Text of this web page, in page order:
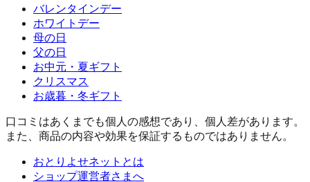
バレンタインデー
ホワイトデー
母の日
父の日
お中元・夏ギフト
クリスマス
お歳暮・冬ギフト
口コミはあくまでも個人の感想であり、個人差があります。
また、商品の内容や効果を保証するものではありません。
おとりよせネットとは
ショップ運営者さまへ